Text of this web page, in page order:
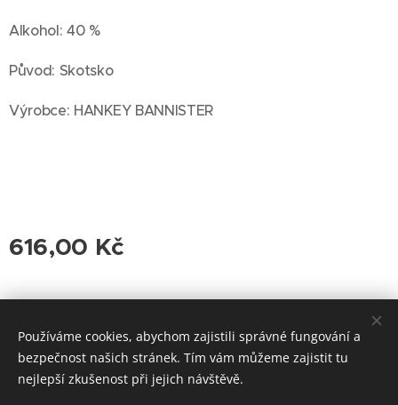
Alkohol: 40 %
Původ: Skotsko
Výrobce: HANKEY BANNISTER
616,00 Kč
© 2026 Roudnická vinotéka. Všechna práva vyhrazena.
Cookies
Používáme cookies, abychom zajistili správné fungování a
bezpečnost našich stránek. Tím vám můžeme zajistit tu
nejlepší zkušenost při jejich návštěvě.